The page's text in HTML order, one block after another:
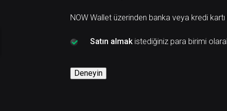
NOW Wallet üzerinden banka veya kredi kartı
Satın almakistediğiniz para birimi
Deneyin